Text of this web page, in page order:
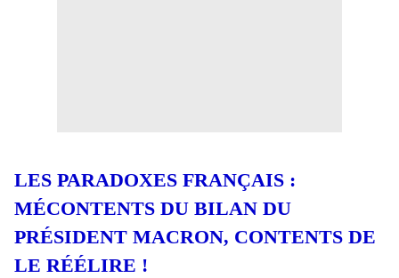
LES PARADOXES FRANÇAIS :
MÉCONTENTS DU BILAN DU
PRÉSIDENT MACRON, CONTENTS DE
LE RÉÉLIRE !